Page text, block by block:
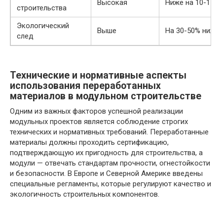
строительства
Высокая Ниже на 10-15%
Экологический
след
Выше На 30-50% ниже
Технические и нормативные аспекты
использования переработанных
материалов в модульном строительстве
Одним из важных факторов успешной реализации
модульных проектов является соблюдение строгих
технических и нормативных требований. Переработанные
материалы должны проходить сертификацию,
подтверждающую их пригодность для строительства, а
модули — отвечать стандартам прочности, огнестойкости
и безопасности. В Европе и Северной Америке введены
специальные регламенты, которые регулируют качество и
экологичность строительных компонентов.